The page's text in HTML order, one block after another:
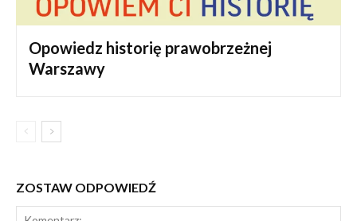
Opowiedz historię prawobrzeżnej
Warszawy
ZOSTAW ODPOWIEDŹ